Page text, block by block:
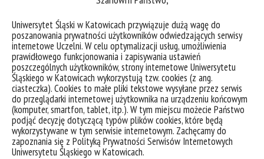
Uniwersytet Śląski w Katowicach przywiązuje dużą wagę do
poszanowania prywatności użytkowników odwiedzających serwisy
internetowe Uczelni. W celu optymalizacji usług, umożliwienia
prawidłowego funkcjonowania i zapisywania ustawień
poszczególnych użytkowników, strony internetowe Uniwersytetu
Śląskiego w Katowicach wykorzystują tzw. cookies (z ang.
ciasteczka). Cookies to małe pliki tekstowe wysyłane przez serwis
do przeglądarki internetowej użytkownika na urządzeniu końcowym
(komputer, smartfon, tablet, itp.). W tym miejscu możecie Państwo
podjąć decyzję dotyczącą typów plików cookies, które będą
wykorzystywane w tym serwisie internetowym. Zachęcamy do
zapoznania się z Polityką Prywatności Serwisów Internetowych
Uniwersytetu Śląskiego w Katowicach.